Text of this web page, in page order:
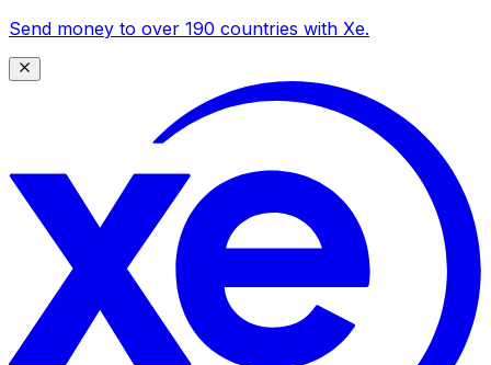
Send money to over 190 countries with Xe.